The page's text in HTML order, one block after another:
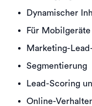
Dynamischer
Für
Marketing-
Segmentierung
Lead-Scoring
Online-